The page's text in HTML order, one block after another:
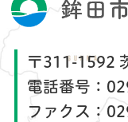
〒311-1592
電話番号：
ファクス：